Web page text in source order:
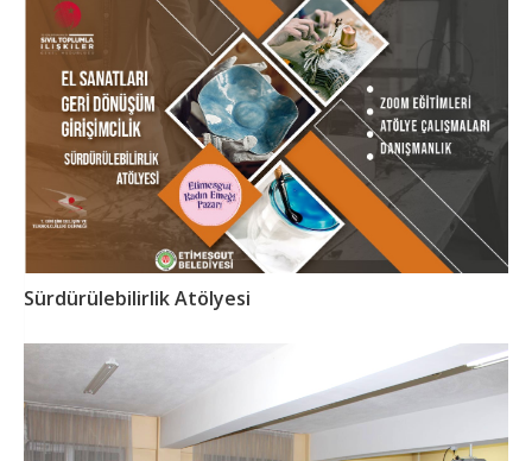
Sürdürülebilirlik Atölyesi